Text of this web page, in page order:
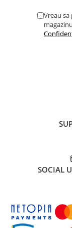
Controllere MIDI -
Genti pentru DJ
Cabluri
Cabluri de boxe
Cabluri de
Cabluri multicore
Conectori
Vreau
SOCIAL